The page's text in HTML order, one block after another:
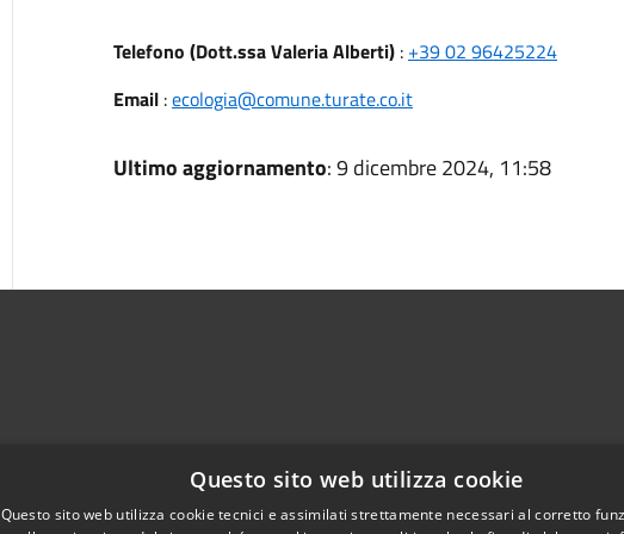
Telefono (Dott.ssa Valeria Alberti): +39 02 96425224
Email:ecologia@comune.turate.co.it
Ultimo aggiornamento: 9 dicembre 2024, 11:58
Questo sito web utilizza cookie
Questo sito web utilizza cookie tecnici e assimilati strettamente necessari al corretto